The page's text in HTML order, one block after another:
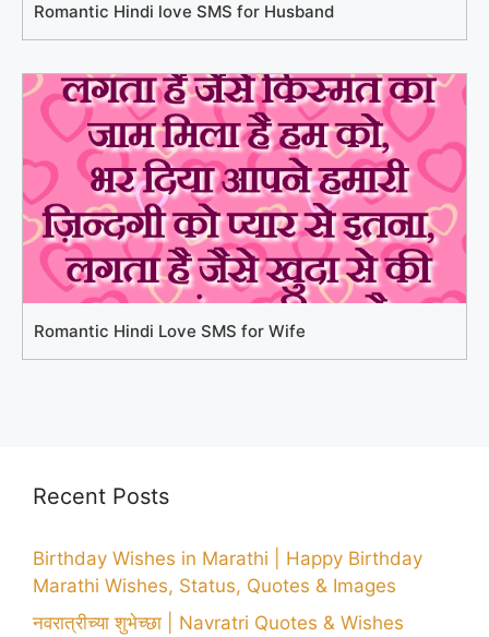
Romantic Hindi love SMS for Husband
Romantic Hindi Love SMS for Wife
Recent Posts
Birthday Wishes in Marathi | Happy Birthday
Marathi Wishes, Status, Quotes & Images
नवरात्रीच्या शुभेच्छा | Navratri Quotes & Wishes